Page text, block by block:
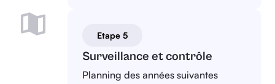
Etape 5
Surveillance et contrôle
Planning des années suivantes